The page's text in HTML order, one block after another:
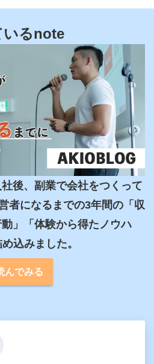
いるnote
後、副業で会社をつくって
者になるまでの3年間の「収
」「体験から得たノウハ
込みました。
んでみる